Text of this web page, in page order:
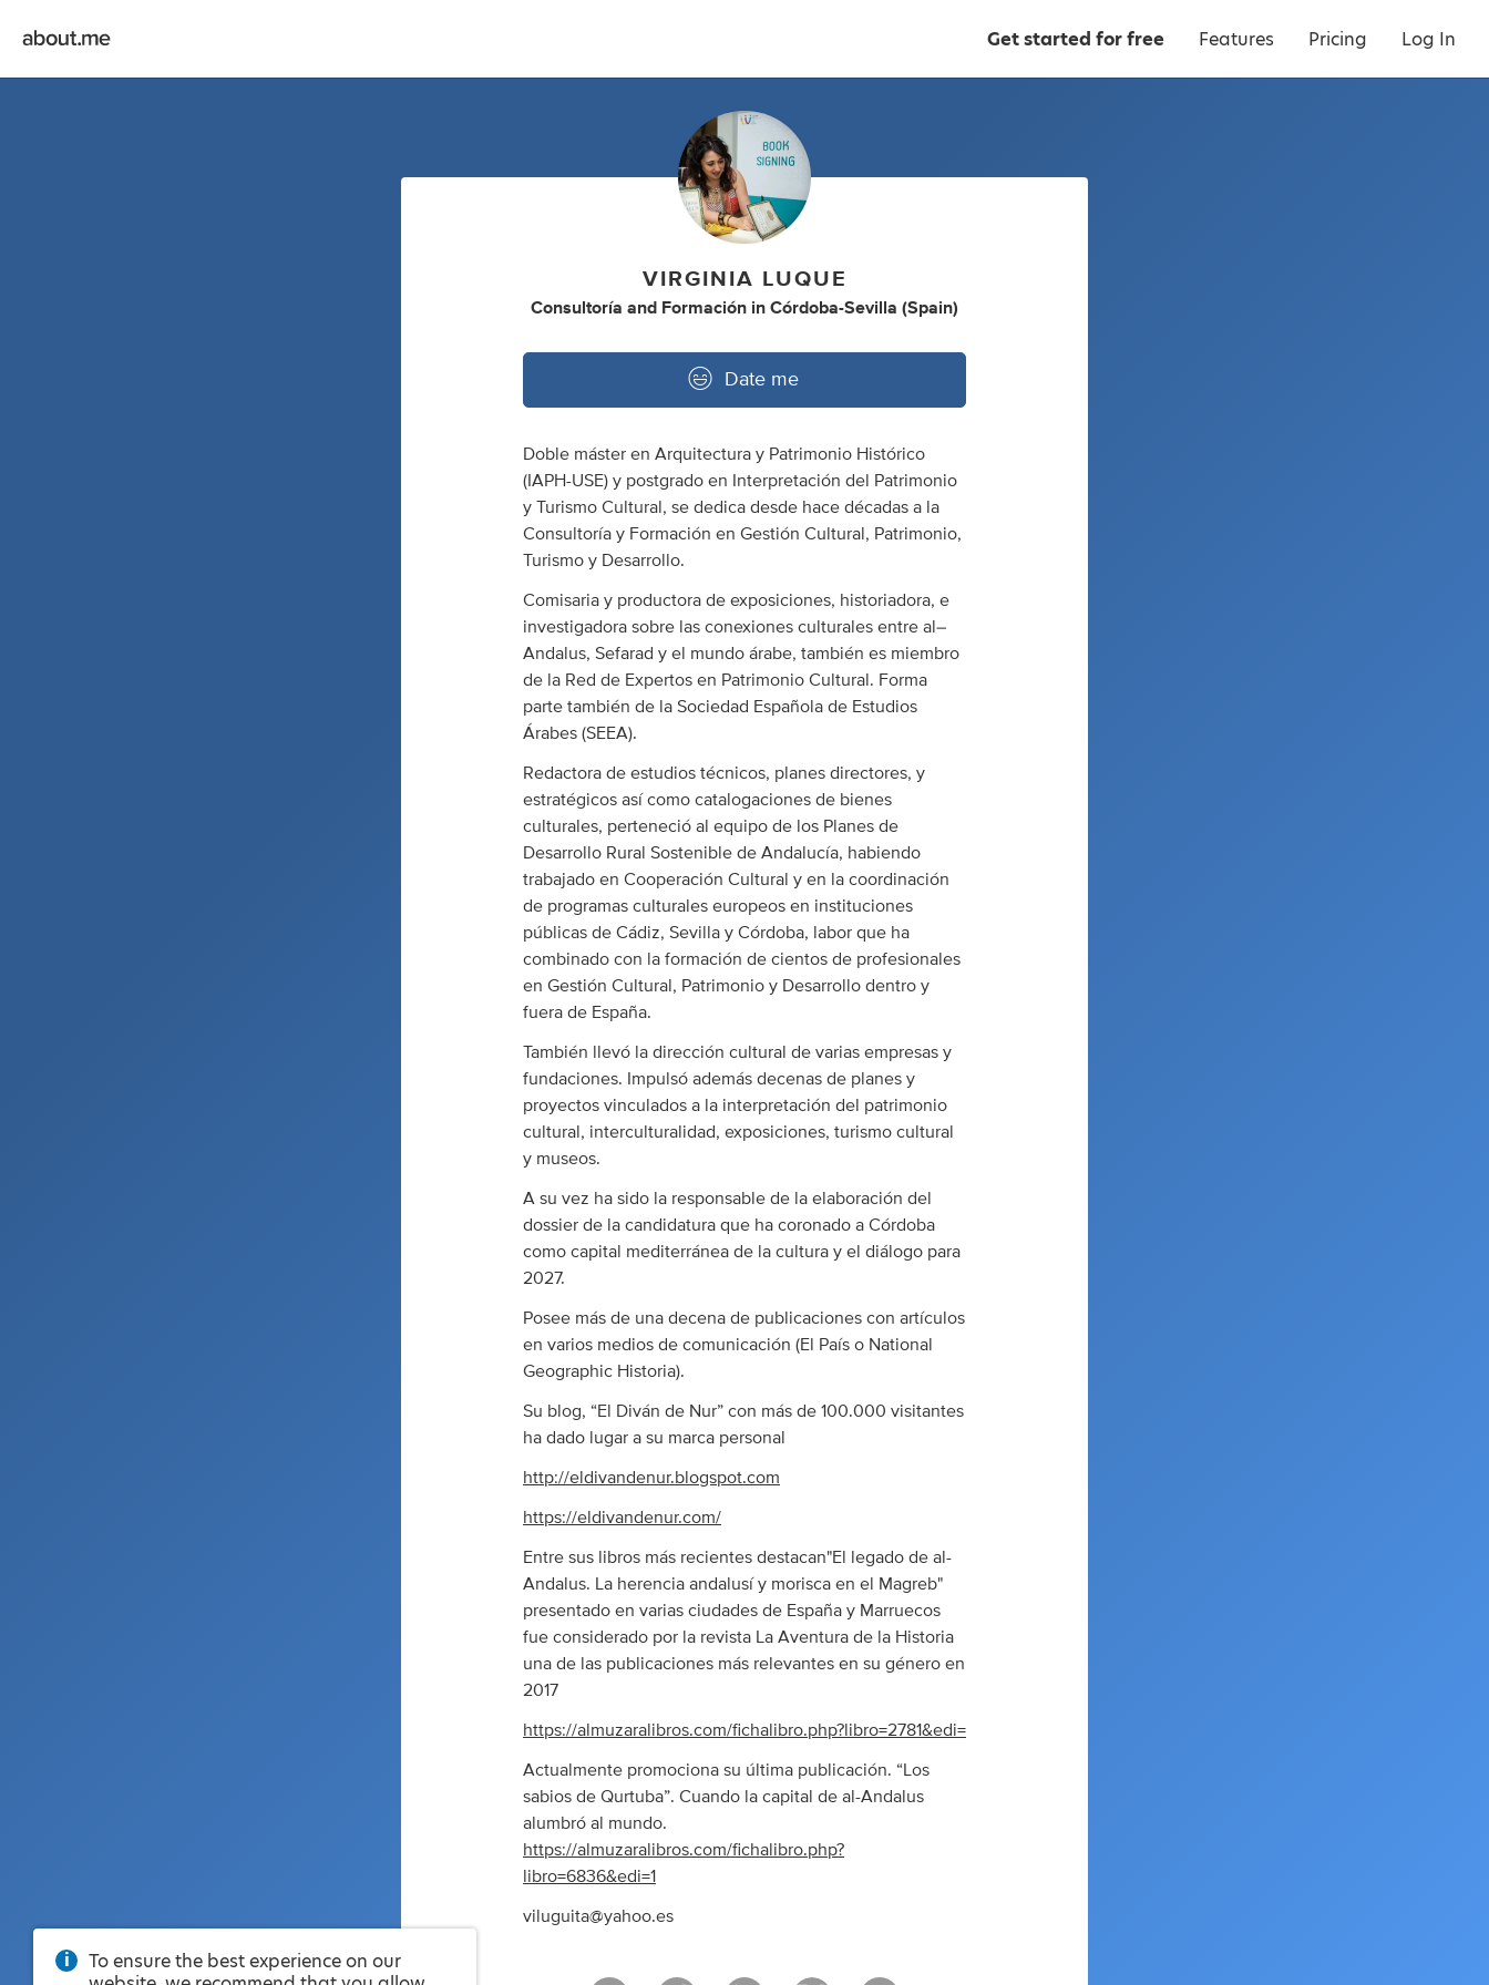
Get started for free Features Pricing Log In
VIRGINIA LUQUE
Consultoría and Formación in Córdoba-Sevilla (Spain)
Date me
Doble máster en Arquitectura y Patrimonio Histórico
(IAPH-USE) y postgrado en Interpretación del Patrimonio
y Turismo Cultural, se dedica desde hace décadas a la
Consultoría y Formación en Gestión Cultural, Patrimonio,
Turismo y Desarrollo.
Comisaria y productora de exposiciones, historiadora, e
investigadora sobre las conexiones culturales entre al–
Andalus, Sefarad y el mundo árabe, también es miembro
de la Red de Expertos en Patrimonio Cultural. Forma
parte también de la Sociedad Española de Estudios
Árabes (SEEA).
Redactora de estudios técnicos, planes directores, y
estratégicos así como catalogaciones de bienes
culturales, perteneció al equipo de los Planes de
Desarrollo Rural Sostenible de Andalucía, habiendo
trabajado en Cooperación Cultural y en la coordinación
de programas culturales europeos en instituciones
públicas de Cádiz, Sevilla y Córdoba, labor que ha
combinado con la formación de cientos de profesionales
en Gestión Cultural, Patrimonio y Desarrollo dentro y
fuera de España.
También llevó la dirección cultural de varias empresas y
fundaciones. Impulsó además decenas de planes y
proyectos vinculados a la interpretación del patrimonio
cultural, interculturalidad, exposiciones, turismo cultural
y museos.
A su vez ha sido la responsable de la elaboración del
dossier de la candidatura que ha coronado a Córdoba
como capital mediterránea de la cultura y el diálogo para
2027.
Posee más de una decena de publicaciones con artículos
en varios medios de comunicación (El País o National
Geographic Historia).
Su blog, “El Diván de Nur” con más de 100.000 visitantes
ha dado lugar a su marca personal
http://eldivandenur.blogspot.com
https://eldivandenur.com/
Entre sus libros más recientes destacan"El legado de al-
Andalus. La herencia andalusí y morisca en el Magreb"
presentado en varias ciudades de España y Marruecos
fue considerado por la revista La Aventura de la Historia
una de las publicaciones más relevantes en su género en
2017
https://almuzaralibros.com/fichalibro.php?libro=2781&edi=
Actualmente promociona su última publicación. “Los
sabios de Qurtuba”. Cuando la capital de al-Andalus
alumbró al mundo.
https://almuzaralibros.com/fichalibro.php?
libro=6836&edi=1
viluguita@yahoo.es
To ensure the best experience on our